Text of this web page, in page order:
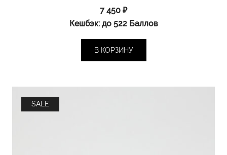
7 450 ₽
Кешбэк: до 522 Баллов
В КОРЗИНУ
SALE